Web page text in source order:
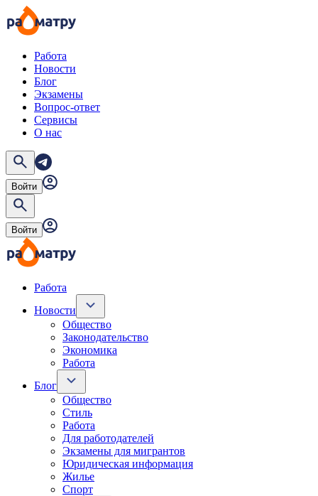
Работа
Новости
Блог
Экзамены
Вопрос-ответ
Сервисы
О нас
Войти
Войти
Работа
Новости
Общество
Законодательство
Экономика
Работа
Блог
Общество
Стиль
Работа
Для работодателей
Экзамены для мигрантов
Юридическая информация
Жилье
Спорт